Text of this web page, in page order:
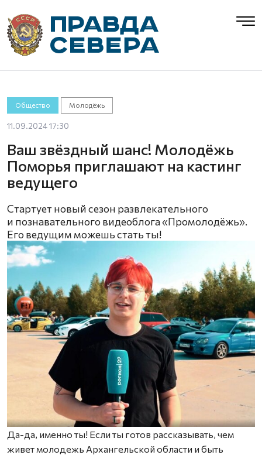
Общество Молодёжь
11.09.2024 17:30
Ваш звёздный шанс! Молодёжь
Поморья приглашают на кастинг
ведущего
Стартует новый сезон развлекательного
и познавательного видеоблога «Промолодёжь».
Его ведущим можешь стать ты!
Да-да, именно ты! Если ты готов рассказывать, чем
живет молодежь Архангельской области и быть